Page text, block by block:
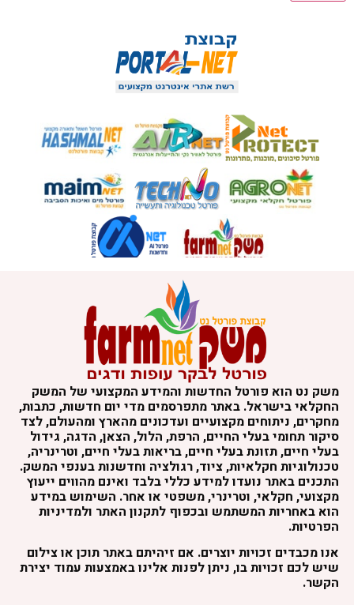
משק נט הוא פורטל החדשות והמידע המקצועי של המשק
החקלאי בישראל. באתר מתפרסמים מדי יום חדשות, כתבות,
מחקרים, ניתוחים מקצועיים ועדכונים מהארץ ומהעולם, לצד
סיקור תחומי בעלי החיים, הרפת, הלול, הצאן, הדגה, גידול
בעלי חיים, תזונת בעלי חיים, בריאות בעלי חיים, וטרינריה,
טכנולוגיות חקלאיות, ציוד, רגולציה וחדשנות בענפי המשק.
התכנים באתר נועדו למידע כללי בלבד ואינם מהווים ייעוץ
מקצועי, חקלאי, וטרינרי, משפטי או אחר. השימוש במידע
הוא באחריות המשתמש ובכפוף לתקנון האתר ולמדיניות
הפרטיות.
אנו מכבדים זכויות יוצרים. אם זיהיתם באתר תוכן או צילום
שיש לכם זכויות בו, ניתן לפנות אלינו באמצעות עמוד יצירת
הקשר.